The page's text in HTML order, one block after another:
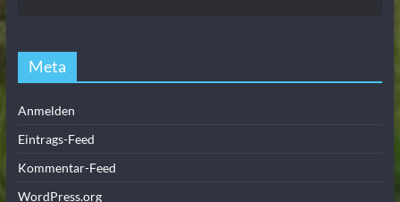
Meta
Anmelden
Eintrags-Feed
Kommentar-Feed
WordPress.org